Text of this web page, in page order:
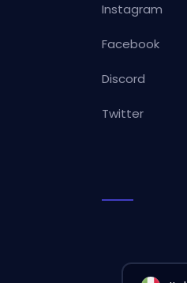
Instagram
Facebook
Discord
Twitter